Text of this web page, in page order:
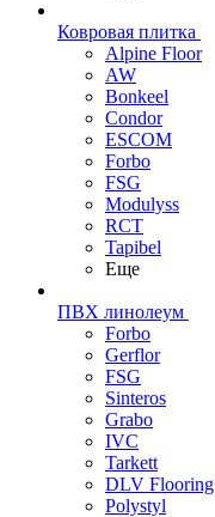
Ковровая плитка
Alpine Floor
AW
Bonkeel
Condor
ESCOM
Forbo
FSG
Modulyss
RCT
Tapibel
Еще
ПВХ линолеум
Forbo
Gerflor
FSG
Sinteros
Grabo
IVC
Tarkett
DLV Flooring
Polystyl